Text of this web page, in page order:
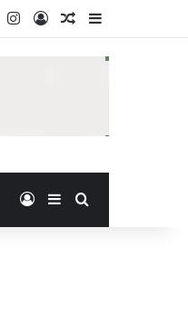
Instagram
Log InRandom Article
Sidebar
Log InSidebar